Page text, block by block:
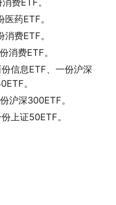
费ETF。
药ETF。
费ETF。
消费ETF。
信息ETF、一份沪深
。
沪深300ETF。
上证50ETF。